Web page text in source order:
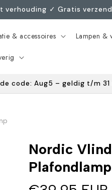
verhoudingㅤ ✓ Gratis
& accessoires Lampen &
code: Aug5 – geldig t/m 31
Nordic
Plafondlamp